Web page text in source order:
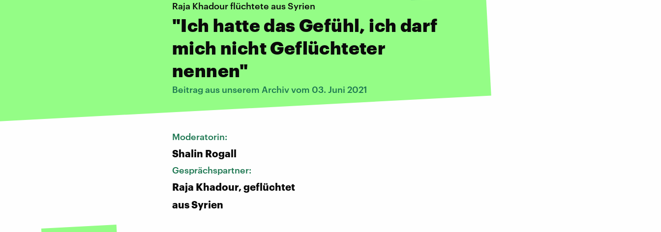
Raja Khadour flüchtete aus Syrien
"Ich hatte das Gefühl, ich darf
mich nicht Geflüchteter
nennen"
Beitrag aus unserem Archiv vom 03. Juni 2021
Moderatorin:
Shalin Rogall
Gesprächspartner:
Raja Khadour, geflüchtet
aus Syrien